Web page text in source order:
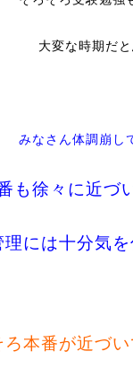
大変な時期だ
みなさん体調崩し
も徐々に近づ
には十分気を
ろ本番が近づい